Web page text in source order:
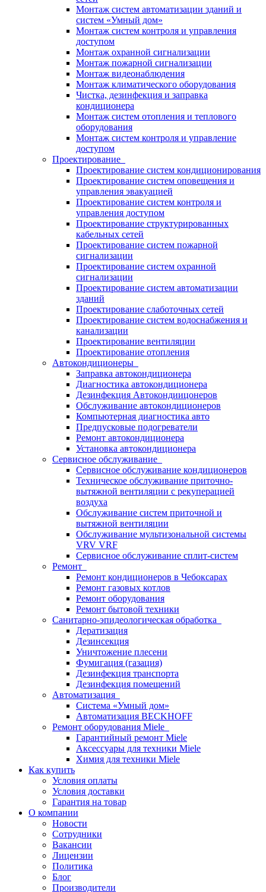
Монтаж систем автоматизации зданий и
систем «Умный дом»
Монтаж систем контроля и управления
доступом
Монтаж охранной сигнализации
Монтаж пожарной сигнализации
Монтаж видеонаблюдения
Монтаж климатического оборудования
Чистка, дезинфекция и заправка
кондиционера
Монтаж систем отопления и теплового
оборудования
Монтаж систем контроля и управление
доступом
Проектирование
Проектирование систем кондиционирования
Проектирование систем оповещения и
управления эвакуацией
Проектирование систем контроля и
управления доступом
Проектирование структурированных
кабельных сетей
Проектирование систем пожарной
сигнализации
Проектирование систем охранной
сигнализации
Проектирование систем автоматизации
зданий
Проектирование слаботочных сетей
Проектирование систем водоснабжения и
канализации
Проектирование вентиляции
Проектирование отопления
Автокондиционеры
Заправка автокондиционера
Диагностика автокондиционера
Дезинфекция Автокондиицонеров
Обслуживание автокондиционеров
Компьютерная диагностика авто
Предпусковые подогреватели
Ремонт автокондиционера
Установка автокондиционера
Сервисное обслуживание
Сервисное обслуживание кондиционеров
Техническое обслуживание приточно-
вытяжной вентиляции с рекуперацией
воздуха
Обслуживание систем приточной и
вытяжной вентиляции
Обслуживание мультизональной системы
VRV VRF
Сервисное обслуживание сплит-систем
Ремонт
Ремонт кондиционеров в Чебоксарах
Ремонт газовых котлов
Ремонт оборудования
Ремонт бытовой техники
Санитарно-эпидеологическая обработка
Дератизация
Дезинсекция
Уничтожение плесени
Фумигация (газация)
Дезинфекция транспорта
Дезинфекция помещений
Автоматизация
Система «Умный дом»
Автоматизация BECKHOFF
Ремонт оборудования Miele
Гарантийный ремонт Miele
Аксессуары для техники Miele
Химия для техники Miele
Как купить
Условия оплаты
Условия доставки
Гарантия на товар
О компании
Новости
Сотрудники
Вакансии
Лицензии
Политика
Блог
Производители